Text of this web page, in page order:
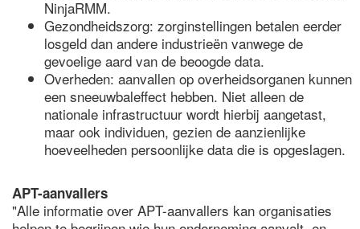
NinjaRMM.
Gezondheidszorg: zorginstellingen betalen eerder
losgeld dan andere industrieën vanwege de
gevoelige aard van de beoogde data.
Overheden: aanvallen op overheidsorganen kunnen
een sneeuwbaleffect hebben. Niet alleen de
nationale infrastructuur wordt hierbij aangetast,
maar ook individuen, gezien de aanzienlijke
hoeveelheden persoonlijke data die is opgeslagen.
APT-aanvallers
"Alle informatie over APT-aanvallers kan organisaties